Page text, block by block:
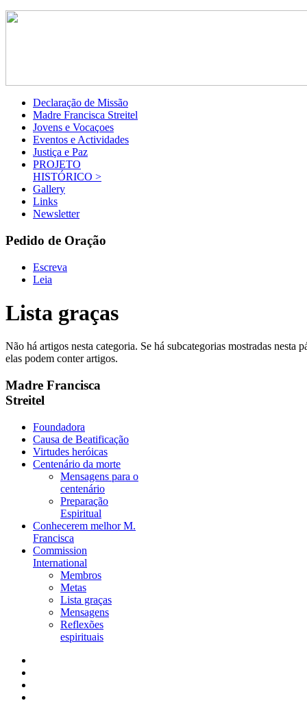
Declaração de Missão
Madre Francisca Streitel
Jovens e Vocaçoes
Eventos e Actividades
Justiça e Paz
PROJETO
HISTÓRICO >
Gallery
Links
Newsletter
Pedido de Oração
Escreva
Leia
Lista graças
Não há artigos nesta categoria. Se há subcategorias mostradas nesta
elas podem conter artigos.
Madre Francisca
Streitel
Foundadora
Causa de Beatificação
Virtudes heróicas
Centenário da morte
Mensagens para o
centenário
Preparação
Espiritual
Conhecerem melhor M.
Francisca
Commission
International
Membros
Metas
Lista graças
Mensagens
Reflexões
espirituais